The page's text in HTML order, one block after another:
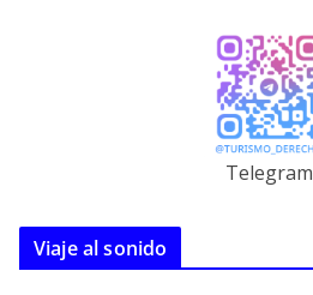
Telegram
Viaje al sonido